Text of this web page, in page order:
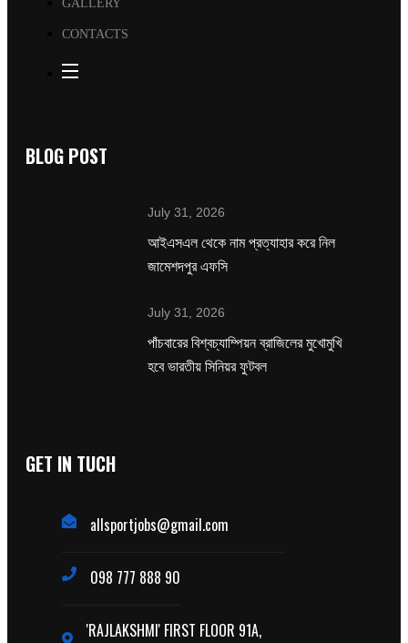
GALLERY
CONTACTS
BLOG POST
July 31, 2026
‌আইএসএল থেকে নাম প্রত্যাহার করে নিল
জামেশদপুর এফসি
July 31, 2026
পাঁচবারের বিশ্বচ্যাম্পিয়ন ব্রাজিলের মুখোমুখি
হবে ভারতীয় সিনিয়র ফুটবল
GET IN TUCH
allsportjobs@gmail.com
098 777 888 90
'RAJLAKSHMI' FIRST FLOOR 91A,